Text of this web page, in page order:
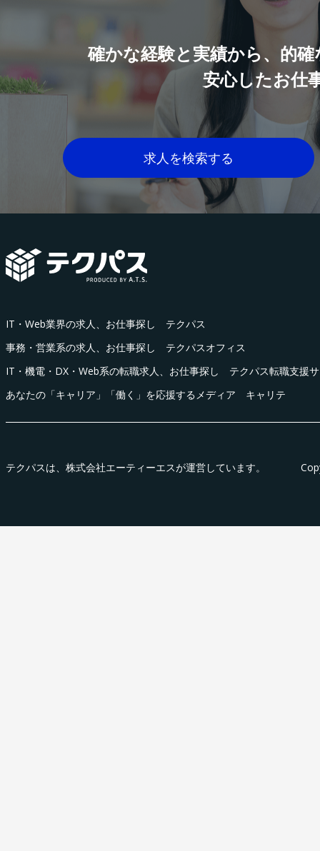
確かな経験と実績から、的
安心したお仕
求人を検索する
IT・Web業界の求人、お仕事探し テクパス
事務・営業系の求人、お仕事探し テクパスオフィス
IT・機電・DX・Web系の転職求人、お仕事探し テクパス転職支援
あなたの「キャリア」「働く」を応援するメディア キャリテ
テクパスは、株式会社エーティーエスが運営しています。